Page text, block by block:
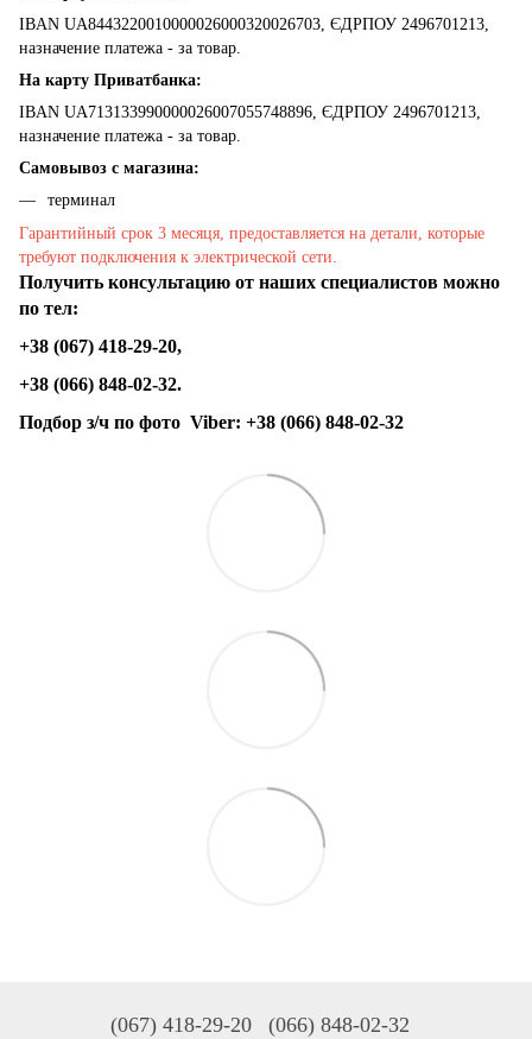
IBAN UA8443220010000026000320026703, ЄДРПОУ 2496701213,
назначение платежа - за товар.
На карту Приватбанка:
IBAN UA713133990000026007055748896, ЄДРПОУ 2496701213,
назначение платежа - за товар.
Самовывоз с магазина:
терминал
Гарантийный срок 3 месяця, предоставляется на детали, которые
требуют подключения к электрической сети.
Получить консультацию от наших специалистов можно
по тел:
+38 (067) 418-29-20,
+38 (066) 848-02-32.
Подбор з/ч по фото Viber: +38 (066) 848-02-32
(067) 418-29-20 (066) 848-02-32